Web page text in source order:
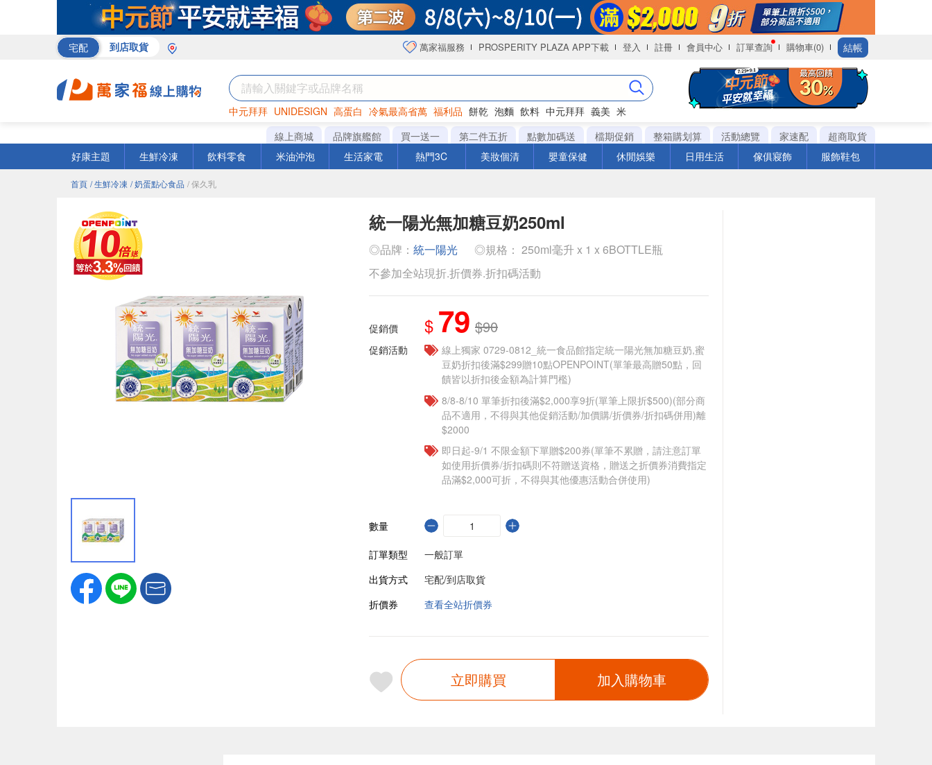
宅配 到店取貨 萬家福服務 PROSPERITY PLAZA APP下載 登入 註冊 會員中心 訂單查詢 購物車(0) 結帳
中元拜拜 UNIDESIGN 高蛋白 冷氣最高省萬 福利品 餅乾 泡麵 飲料 中元拜拜 義美 米
罐頭 咖啡 海苔
線上商城 品牌旗艦館 買一送一 第二件五折 點數加碼送 檔期促銷 整箱購划算 活動總覽 家速配
超商取貨
好康主題
生鮮冷凍 飲料零食 米油沖泡 生活家電 熱門3C 美妝個清 嬰童保健 休閒娛樂 日用生活 傢俱寢飾 服飾鞋包
首頁 / 生鮮冷凍 / 奶蛋點心食品 / 保久乳
統一陽光無加糖豆奶250ml
◎品牌： 統一陽光
◎規格： 250ml毫升 x 1 x 6BOTTLE瓶
不參加全站現折.折價券.折扣碼活動
促銷價 $ 79 $90
促銷活動
線上獨家 0729-0812_統一食品館指定統一陽光無加糖豆奶,蜜
豆奶折扣後滿$299贈10點OPENPOINT(單筆最高贈50點，回
饋皆以折扣後金額為計算門檻)
8/8-8/10 單筆折扣後滿$2,000享9折(單筆上限折$500)(部分商
品不適用，不得與其他促銷活動/加價購/折價券/折扣碼併用)離
$2000
即日起-9/1 不限金額下單贈$200券(單筆不累贈，請注意訂單
如使用折價券/折扣碼則不符贈送資格，贈送之折價券消費指定
品滿$2,000可折，不得與其他優惠活動合併使用)
數量
訂單類型
一般訂單
出貨方式
宅配/到店取貨
折價券
查看全站折價券
立即購買 加入購物車